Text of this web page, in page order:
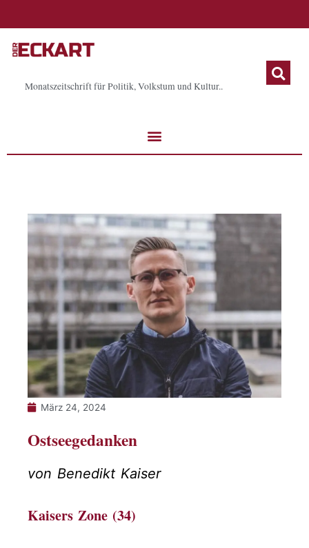
Monatszeitschrift für Politik, Volkstum und Kultur..
März 24, 2024
Ostseegedanken
von Benedikt Kaiser
Kaisers Zone (34)